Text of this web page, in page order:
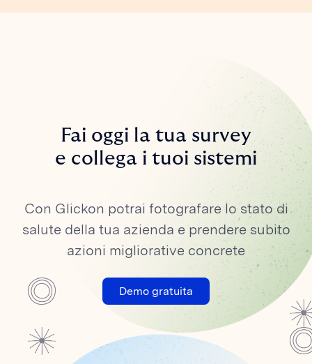
Fai oggi la tua survey
e collega i tuoi sistemi
Con Glickon potrai fotografare lo stato di
salute della tua azienda e prendere subito
azioni migliorative concrete
Demo gratuita